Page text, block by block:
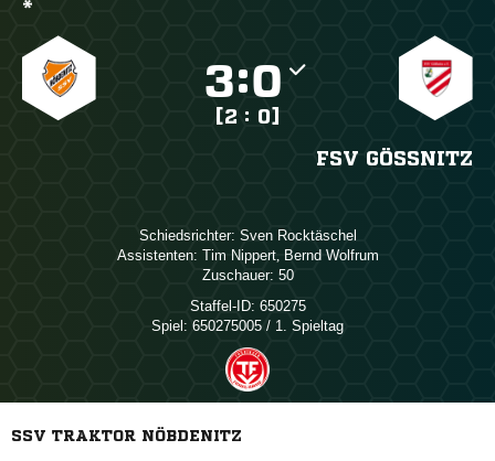
*
:
[2 : 0]
FSV GÖSSNITZ
Schiedsrichter:  
Assistenten:  ,  
Zuschauer: 50
Staffel-ID: 650275
Spiel: 650275005 / 1. Spieltag
SSV TRAKTOR NÖBDENITZ